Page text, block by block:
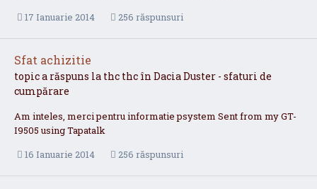
17 Ianuarie 2014
256 răspunsuri
Sfat achizitie
topic a răspuns la thc thc în Dacia Duster - sfaturi de
cumpărare
Am inteles, merci pentru informatie psystem Sent from my GT-
I9505 using Tapatalk
16 Ianuarie 2014
256 răspunsuri